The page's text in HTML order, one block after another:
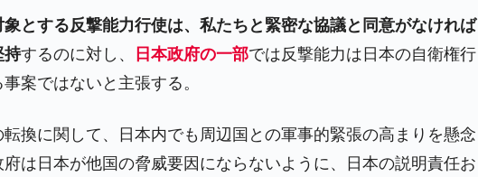
とする反撃能力行使は、私たちと緊密な協議と同意がなければ
持するのに対し、 日本政府の一部では反撃能力は日本の自衛権行
案ではないと主張する。
換に関して、日本内でも周辺国との軍事的緊張の高まりを懸念
は日本が他国の脅威要因にならないように、日本の説明責任お